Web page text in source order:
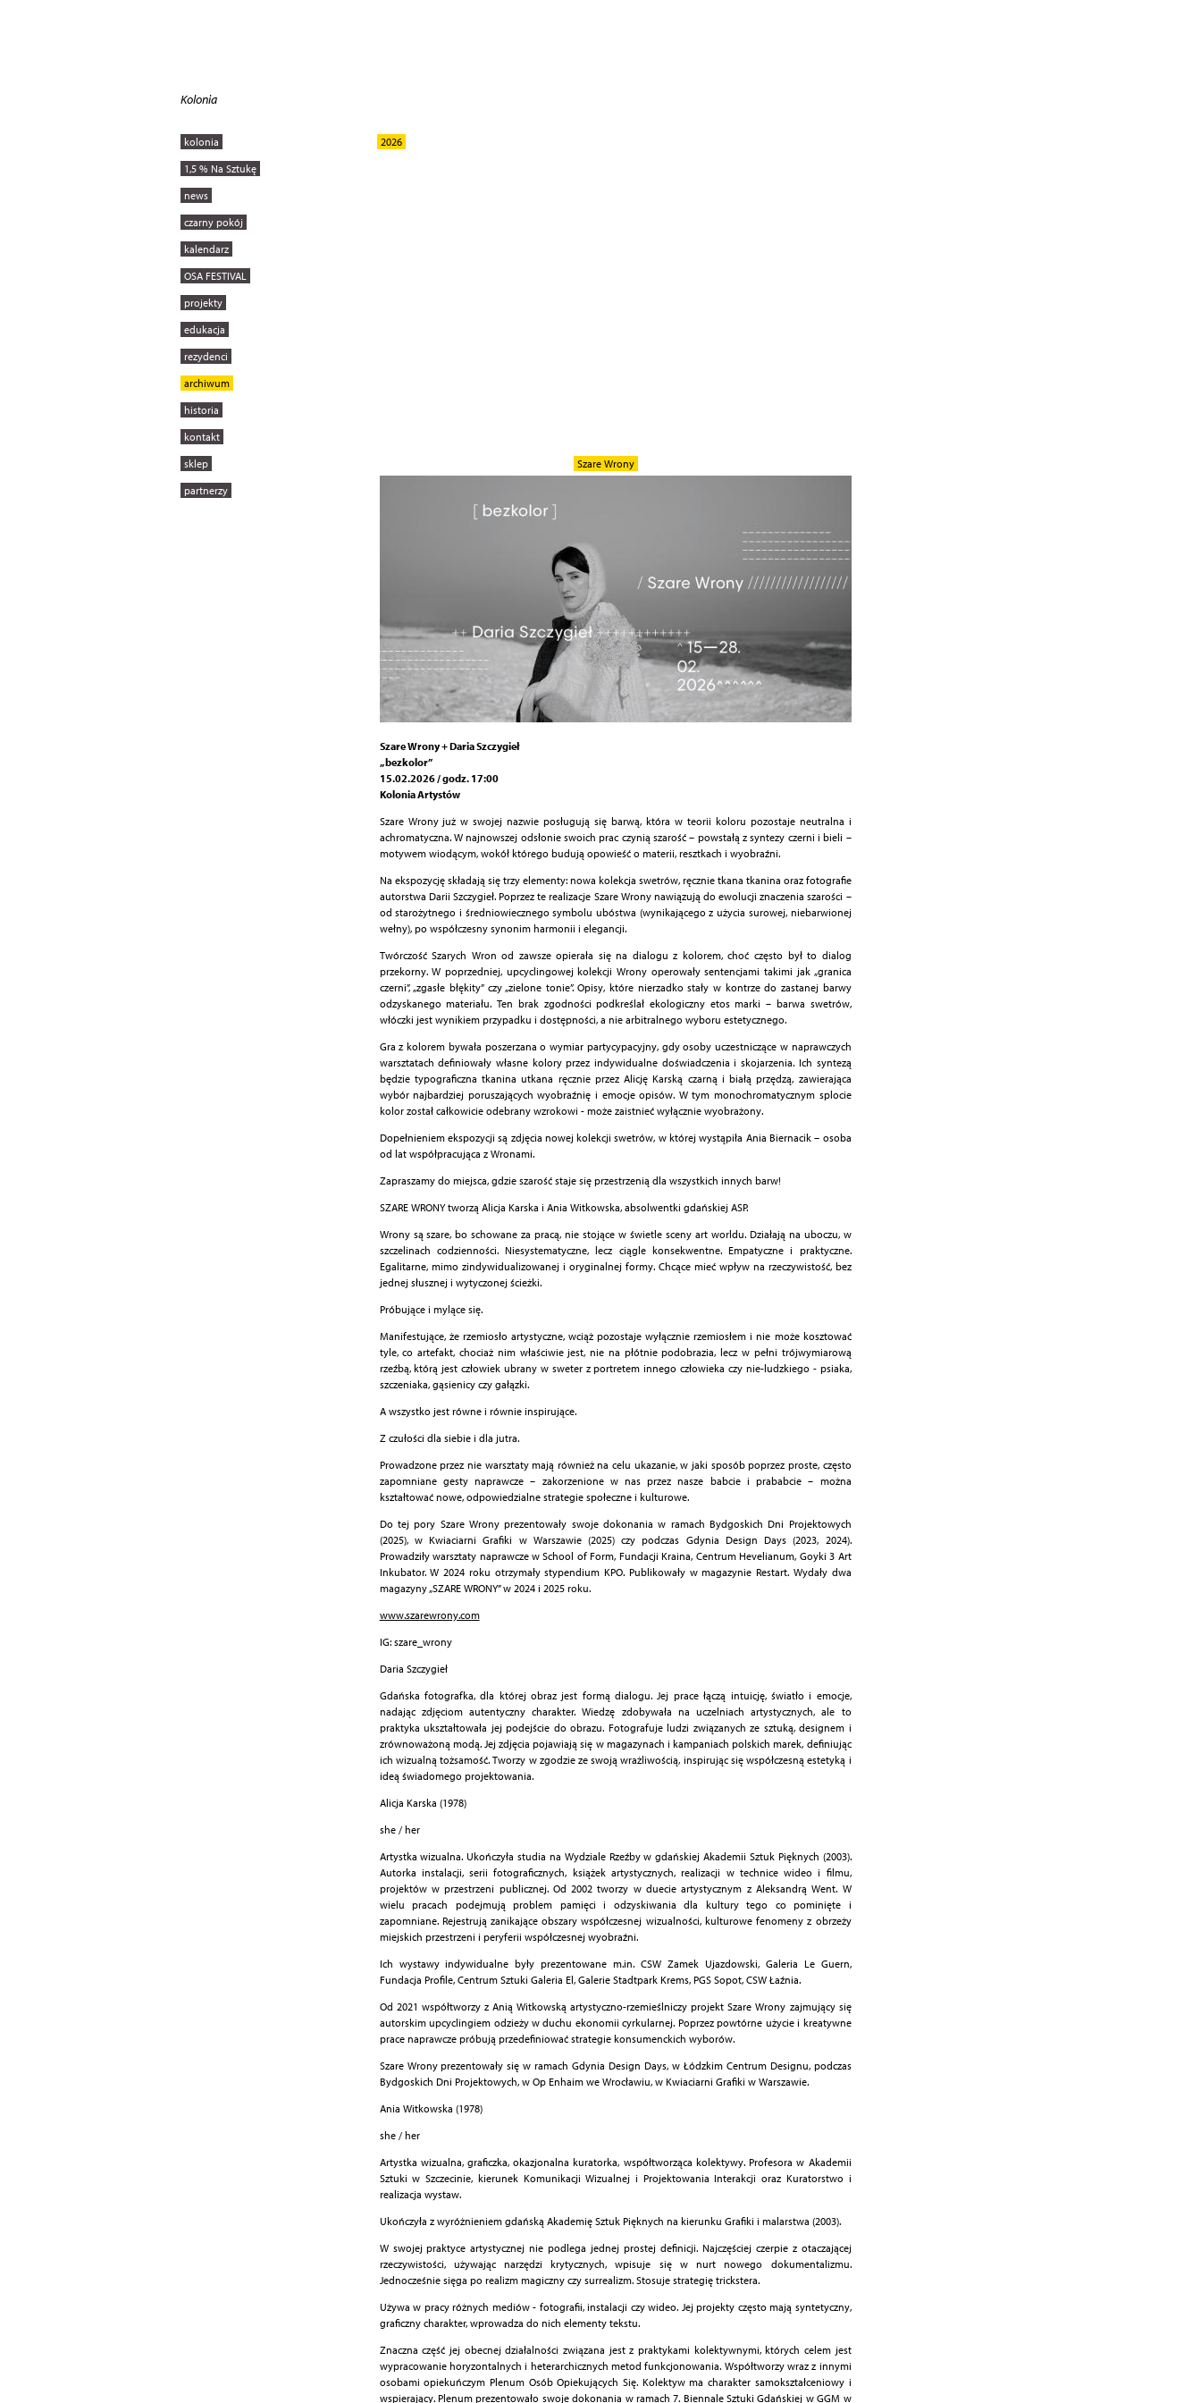
Kolonia
kolonia
1,5 % Na Sztukę
news
czarny pokój
kalendarz
OSA FESTIVAL
projekty
edukacja
rezydenci
archiwum
2026
Szare Wrony
historia
kontakt
sklep
partnerzy
Szare Wrony + Daria Szczygieł
„bezkolor”
15.02.2026 / godz. 17:00
Kolonia Artystów
Szare Wrony już w swojej nazwie posługują się barwą, która w teorii koloru pozostaje neutralna i
achromatyczna. W najnowszej odsłonie swoich prac czynią szarość – powstałą z syntezy czerni i bieli –
motywem wiodącym, wokół którego budują opowieść o materii, resztkach i wyobraźni.
Na ekspozycję składają się trzy elementy: nowa kolekcja swetrów, ręcznie tkana tkanina oraz fotografie
autorstwa Darii Szczygieł. Poprzez te realizacje Szare Wrony nawiązują do ewolucji znaczenia szarości –
od starożytnego i średniowiecznego symbolu ubóstwa (wynikającego z użycia surowej, niebarwionej
wełny), po współczesny synonim harmonii i elegancji.
Twórczość Szarych Wron od zawsze opierała się na dialogu z kolorem, choć często był to dialog
przekorny. W poprzedniej, upcyclingowej kolekcji Wrony operowały sentencjami takimi jak „granica
czerni”, „zgasłe błękity” czy „zielone tonie”. Opisy, które nierzadko stały w kontrze do zastanej barwy
odzyskanego materiału. Ten brak zgodności podkreślał ekologiczny etos marki – barwa swetrów,
włóczki jest wynikiem przypadku i dostępności, a nie arbitralnego wyboru estetycznego.
Gra z kolorem bywała poszerzana o wymiar partycypacyjny, gdy osoby uczestniczące w naprawczych
warsztatach definiowały własne kolory przez indywidualne doświadczenia i skojarzenia. Ich syntezą
będzie typograficzna tkanina utkana ręcznie przez Alicję Karską czarną i białą przędzą, zawierająca
wybór najbardziej poruszających wyobraźnię i emocje opisów. W tym monochromatycznym splocie
kolor został całkowicie odebrany wzrokowi - może zaistnieć wyłącznie wyobrażony.
Dopełnieniem ekspozycji są zdjęcia nowej kolekcji swetrów, w której wystąpiła Ania Biernacik – osoba
od lat współpracująca z Wronami.
Zapraszamy do miejsca, gdzie szarość staje się przestrzenią dla wszystkich innych barw!
SZARE WRONY tworzą Alicja Karska i Ania Witkowska, absolwentki gdańskiej ASP.
Wrony są szare, bo schowane za pracą, nie stojące w świetle sceny art worldu. Działają na uboczu, w
szczelinach codzienności. Niesystematyczne, lecz ciągle konsekwentne. Empatyczne i praktyczne.
Egalitarne, mimo zindywidualizowanej i oryginalnej formy. Chcące mieć wpływ na rzeczywistość, bez
jednej słusznej i wytyczonej ścieżki.
Próbujące i mylące się.
Manifestujące, że rzemiosło artystyczne, wciąż pozostaje wyłącznie rzemiosłem i nie może kosztować
tyle, co artefakt, chociaż nim właściwie jest, nie na płótnie podobrazia, lecz w pełni trójwymiarową
rzeźbą, którą jest człowiek ubrany w sweter z portretem innego człowieka czy nie-ludzkiego - psiaka,
szczeniaka, gąsienicy czy gałązki.
A wszystko jest równe i równie inspirujące.
Z czułości dla siebie i dla jutra.
Prowadzone przez nie warsztaty mają również na celu ukazanie, w jaki sposób poprzez proste, często
zapomniane gesty naprawcze – zakorzenione w nas przez nasze babcie i prababcie – można
kształtować nowe, odpowiedzialne strategie społeczne i kulturowe.
Do tej pory Szare Wrony prezentowały swoje dokonania w ramach Bydgoskich Dni Projektowych
(2025), w Kwiaciarni Grafiki w Warszawie (2025) czy podczas Gdynia Design Days (2023, 2024).
Prowadziły warsztaty naprawcze w School of Form, Fundacji Kraina, Centrum Hevelianum, Goyki 3 Art
Inkubator. W 2024 roku otrzymały stypendium KPO. Publikowały w magazynie Restart. Wydały dwa
magazyny „SZARE WRONY” w 2024 i 2025 roku.
www.szarewrony.com
IG: szare_wrony
Daria Szczygieł
Gdańska fotografka, dla której obraz jest formą dialogu. Jej prace łączą intuicję, światło i emocje,
nadając zdjęciom autentyczny charakter. Wiedzę zdobywała na uczelniach artystycznych, ale to
praktyka ukształtowała jej podejście do obrazu. Fotografuje ludzi związanych ze sztuką, designem i
zrównoważoną modą. Jej zdjęcia pojawiają się w magazynach i kampaniach polskich marek, definiując
ich wizualną tożsamość. Tworzy w zgodzie ze swoją wrażliwością, inspirując się współczesną estetyką i
ideą świadomego projektowania.
Alicja Karska (1978)
she / her
Artystka wizualna. Ukończyła studia na Wydziale Rzeźby w gdańskiej Akademii Sztuk Pięknych (2003).
Autorka instalacji, serii fotograficznych, książek artystycznych, realizacji w technice wideo i filmu,
projektów w przestrzeni publicznej. Od 2002 tworzy w duecie artystycznym z Aleksandrą Went. W
wielu pracach podejmują problem pamięci i odzyskiwania dla kultury tego co pominięte i
zapomniane. Rejestrują zanikające obszary współczesnej wizualności, kulturowe fenomeny z obrzeży
miejskich przestrzeni i peryferii współczesnej wyobraźni.
Ich wystawy indywidualne były prezentowane m.in. CSW Zamek Ujazdowski, Galeria Le Guern,
Fundacja Profile, Centrum Sztuki Galeria El, Galerie Stadtpark Krems, PGS Sopot, CSW Łaźnia.
Od 2021 współtworzy z Anią Witkowską artystyczno-rzemieślniczy projekt Szare Wrony zajmujący się
autorskim upcyclingiem odzieży w duchu ekonomii cyrkularnej. Poprzez powtórne użycie i kreatywne
prace naprawcze próbują przedefiniować strategie konsumenckich wyborów.
Szare Wrony prezentowały się w ramach Gdynia Design Days, w Łódzkim Centrum Designu, podczas
Bydgoskich Dni Projektowych, w Op Enhaim we Wrocławiu, w Kwiaciarni Grafiki w Warszawie.
Ania Witkowska (1978)
she / her
Artystka wizualna, graficzka, okazjonalna kuratorka, współtworząca kolektywy. Profesora w Akademii
Sztuki w Szczecinie, kierunek Komunikacji Wizualnej i Projektowania Interakcji oraz Kuratorstwo i
realizacja wystaw.
Ukończyła z wyróżnieniem gdańską Akademię Sztuk Pięknych na kierunku Grafiki i malarstwa (2003).
W swojej praktyce artystycznej nie podlega jednej prostej definicji. Najczęściej czerpie z otaczającej
rzeczywistości, używając narzędzi krytycznych, wpisuje się w nurt nowego dokumentalizmu.
Jednocześnie sięga po realizm magiczny czy surrealizm. Stosuje strategię trickstera.
Używa w pracy różnych mediów - fotografii, instalacji czy wideo. Jej projekty często mają syntetyczny,
graficzny charakter, wprowadza do nich elementy tekstu.
Znaczna część jej obecnej działalności związana jest z praktykami kolektywnymi, których celem jest
wypracowanie horyzontalnych i heterarchicznych metod funkcjonowania. Współtworzy wraz z innymi
osobami opiekuńczym Plenum Osób Opiekujących Się. Kolektyw ma charakter samokształceniowy i
wspierający. Plenum prezentowało swoje dokonania w ramach 7. Biennale Sztuki Gdańskiej w GGM w